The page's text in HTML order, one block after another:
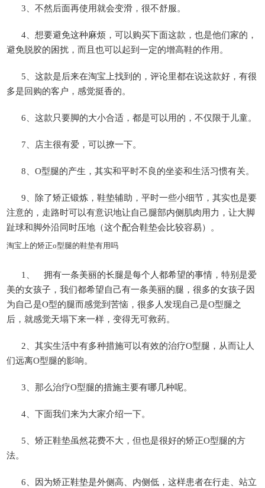
3、不然后面再使用就会变滑，很不舒服。
4、想要避免这种麻烦，可以购买下面这款，也是他们家的，
避免脱胶的困扰，而且也可以起到一定的增高鞋的作用。
5、这款是后来在淘宝上找到的，评论里都在说这款好，有很
多是回购的客户，感觉挺香的。
6、这款只要脚的大小合适，都是可以用的，不仅限于儿童。
7、店主很有爱，可以撩一下。
8、O型腿的产生，其实和平时不良的坐姿和生活习惯有关。
9、除了矫正锻炼，鞋垫辅助，平时一些小细节，其实也是要
注意的，走路时可以有意识地让自己腿部内侧肌肉用力，让大脚
趾球和脚外沿同时压地（这个配合鞋垫会比较容易）。
淘宝上的矫正o型腿的鞋垫有用吗
1、 拥有一条美丽的长腿是每个人都希望的事情，特别是爱
美的女孩子，我们都希望自己有一条美丽的腿，很多的女孩子因
为自己是O型的腿而感觉到苦恼，很多人发现自己是O型腿之
后，就感觉天塌下来一样，变得无可救药。
2、其实生活中有多种措施可以有效的治疗O型腿，从而让人
们远离O型腿的影响。
3、那么治疗O型腿的措施主要有哪几种呢。
4、下面我们来为大家介绍一下。
5、矫正鞋垫虽然花费不大，但也是很好的矫正O型腿的方
法。
6、因为矫正鞋垫是外侧高、内侧低，这样患者在行走、站立